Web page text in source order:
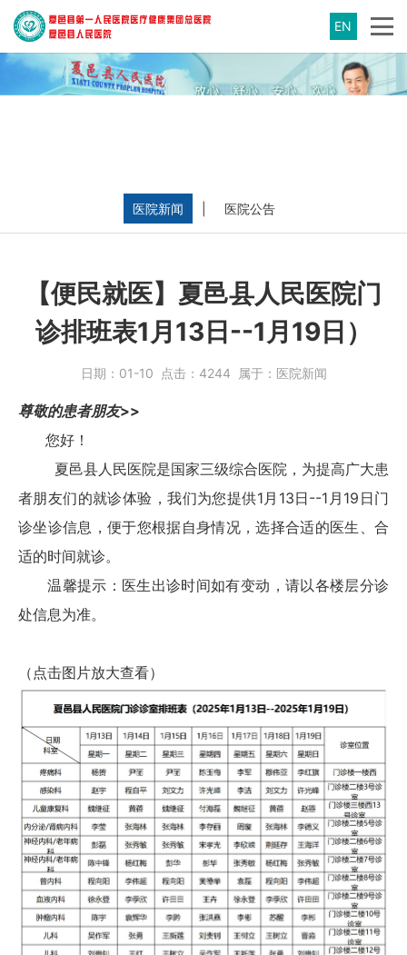
EN
医院新闻 医院公告
【便民就医】夏邑县人民医院门
诊排班表1月13日--1月19日）
日期： 01-10 点击： 4244 属于： 医院新闻
尊敬的患者朋友>>
您好！
夏邑县人民医院是国家三级综合医院，为提高广大患
者朋友们的就诊体验，我们为您提供1月13日--1月19日门
诊坐诊信息，便于您根据自身情况，选择合适的医生、合
适的时间就诊。
温馨提示：医生出诊时间如有变动，请以各楼层分诊
处信息为准。
（点击图片放大查看）